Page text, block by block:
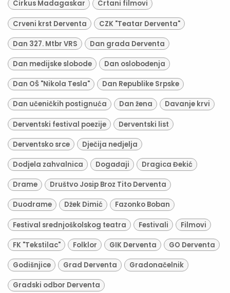
Cirkus Madagaskar Crtani filmovi
Crveni krst Derventa CZK "Teatar Derventa"
Dan 327. Mtbr VRS Dan grada Derventa
Dan medijske slobode Dan oslobođenja
Dan OŠ "Nikola Tesla" Dan Republike Srpske
Dan učeničkih postignuća Dan žena Davanje krvi
Derventski festival poezije Derventski list
Derventsko srce Dječija nedjelja
Dodjela zahvalnica Događaji Dragica Đekić
Drame Društvo Josip Broz Tito Derventa
Duodrame Džek Dimić Fazonko Boban
Festival srednjoškolskog teatra Festivali Filmovi
FK "Tekstilac" Folklor GIK Derventa GO Derventa
Godišnjice Grad Derventa Gradonačelnik
Gradski odbor Derventa